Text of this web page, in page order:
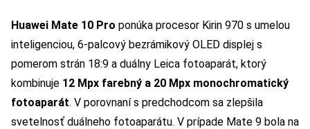
Huawei Mate 10 Pro ponúka procesor Kirin 970 s umelou
inteligenciou, 6-palcový bezrámikový OLED displej s
pomerom strán 18:9 a duálny Leica fotoaparát, ktorý
kombinuje 12 Mpx farebný a 20 Mpx monochromatický
fotoaparát. V porovnaní s predchodcom sa zlepšila
svetelnosť duálneho fotoaparátu. V prípade Mate 9 bola na